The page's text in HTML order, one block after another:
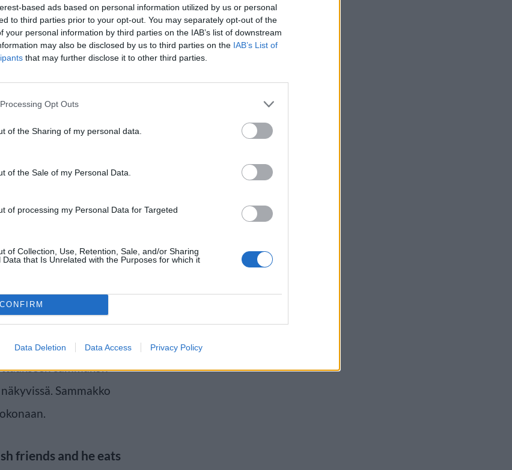
based ads based on personal information utilized by us or personal
to third parties prior to your opt-out. You may separately opt-out of the
your personal information by third parties on the IAB’s list of downstream
may also be disclosed by us to third parties on the IAB’s List of
that may further disclose it to other third parties.
Opt Outs
of the Sharing of my personal data.
of the Sale of my Personal Data.
of processing my Personal Data for Targeted
of Collection, Use, Retention, Sale, and/or Sharing
Data that Is Unrelated with the Purposes for which it
CONFIRM
Data Deletion Data Access Privacy Policy
tuskin räpäyttää
jälkeen, kun
Jameson oli
sammakon
Sammakko
friends and he eats